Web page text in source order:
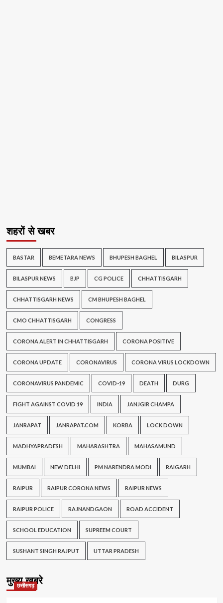
शहरों से खबर
BASTAR BEMETARA NEWS BHUPESH BAGHEL BILASPUR
BILASPUR NEWS BJP CG POLICE CHHATTISGARH
CHHATTISGARH NEWS CM BHUPESH BAGHEL
CMO CHHATTISGARH CONGRESS
CORONA ALERT IN CHHATTISGARH CORONA POSITIVE
CORONA UPDATE CORONAVIRUS CORONA VIRUS LOCKDOWN
CORONAVIRUS PANDEMIC COVID-19 DEATH DURG
FIGHT AGAINST COVID 19 INDIA JANJGIR CHAMPA
JANRAPAT JANRAPAT.COM KORBA LOCK DOWN
MADHYAPRADESH MAHARASHTRA MAHASAMUND
MUMBAI NEW DELHI PM NARENDRA MODI RAIGARH
RAIPUR RAIPUR CORONA NEWS RAIPUR NEWS
RAIPUR POLICE RAJNANDGAON ROAD ACCIDENT
SCHOOL EDUCATION SUPREEM COURT
SUSHANT SINGH RAJPUT UTTAR PRADESH
मुख्य खबरे
छत्तीसगढ़